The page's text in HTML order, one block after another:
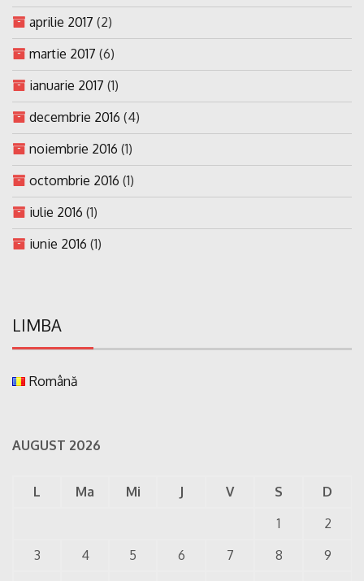
aprilie 2017 (2)
martie 2017 (6)
ianuarie 2017 (1)
decembrie 2016 (4)
noiembrie 2016 (1)
octombrie 2016 (1)
iulie 2016 (1)
iunie 2016 (1)
LIMBA
Română
AUGUST 2026
L Ma Mi J V S
D
1
2
3
4 5 6 7 8
9